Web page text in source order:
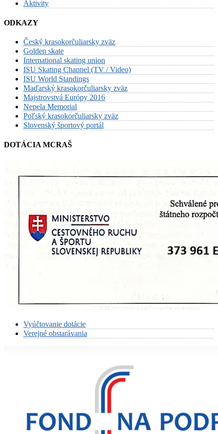
Aktivity
ODKAZY
Český krasokorčuliarsky zväz
Golden skate
International skating union
ISU Skating Channel (TV / Video)
ISU World Standings
Maďarský krasokorčuliarsky zväz
Majstrovstvá Európy 2016
Nepela Memorial
Poľský krasokorčuliarsky zväz
Slovenský športový portál
DOTÁCIA MCRAŠ
Vyúčtovanie dotácie
Verejné obstarávania